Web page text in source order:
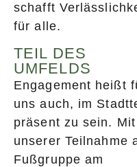
schafft
für alle.
TEIL DES
UMFELDS
Engagement heißt
uns auch, im
präsent zu sein. Mit
unserer Teilnahme
Fußgruppe am